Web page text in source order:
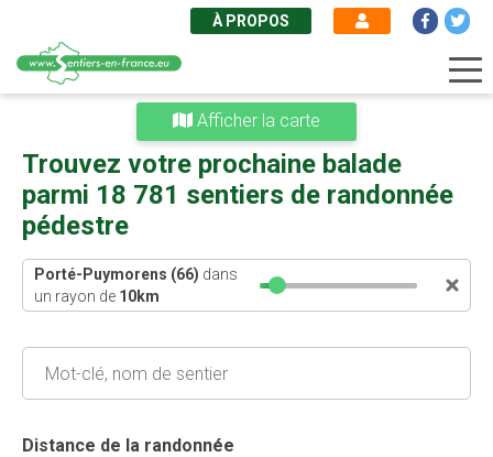
principal
À PROPOS
Trouvez votre prochaine balade
parmi 18 781 sentiers de randonnée
pédestre
Porté-Puymorens (66) dans
un rayon de 10km
Distance de la randonnée
Afficher la carte